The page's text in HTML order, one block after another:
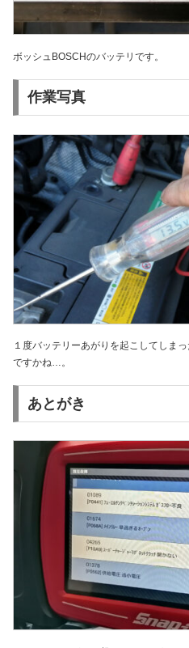
ボッシュBOSCHのバッテリです。
作業写真
１度バッテリーあがりを起こしてしま
ですかね…。
あとがき